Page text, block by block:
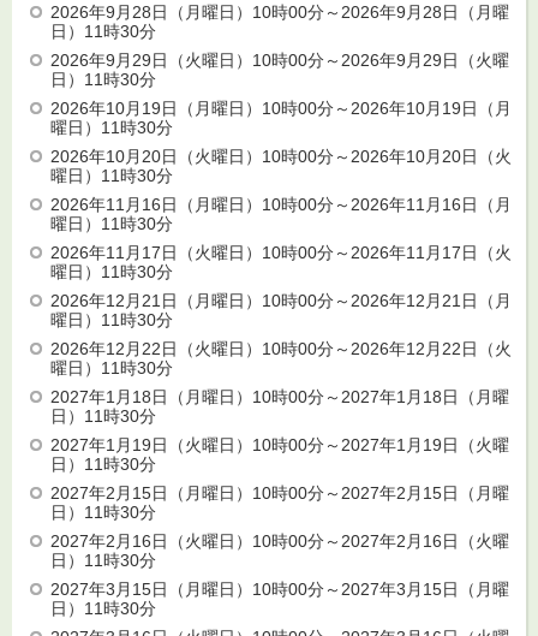
2026年9月28日（月曜日）10時00分～2026年9月28日（月曜
日）11時30分
2026年9月29日（火曜日）10時00分～2026年9月29日（火曜
日）11時30分
2026年10月19日（月曜日）10時00分～2026年10月19日（月
曜日）11時30分
2026年10月20日（火曜日）10時00分～2026年10月20日（火
曜日）11時30分
2026年11月16日（月曜日）10時00分～2026年11月16日（月
曜日）11時30分
2026年11月17日（火曜日）10時00分～2026年11月17日（火
曜日）11時30分
2026年12月21日（月曜日）10時00分～2026年12月21日（月
曜日）11時30分
2026年12月22日（火曜日）10時00分～2026年12月22日（火
曜日）11時30分
2027年1月18日（月曜日）10時00分～2027年1月18日（月曜
日）11時30分
2027年1月19日（火曜日）10時00分～2027年1月19日（火曜
日）11時30分
2027年2月15日（月曜日）10時00分～2027年2月15日（月曜
日）11時30分
2027年2月16日（火曜日）10時00分～2027年2月16日（火曜
日）11時30分
2027年3月15日（月曜日）10時00分～2027年3月15日（月曜
日）11時30分